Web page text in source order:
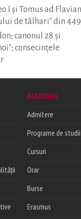
I şi Tomus ad
de tâlhari" din 449
canonul 28 şi
consecinţele
ACADEMIA
Admitere
Programe de studii
Cursuri
Orar
Burse
Erasmus